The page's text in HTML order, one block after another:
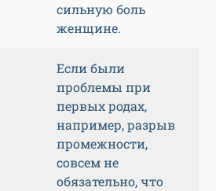
сильную боль
женщине.
Если были
проблемы при
первых родах,
например, разрыв
промежности,
совсем не
обязательно, что